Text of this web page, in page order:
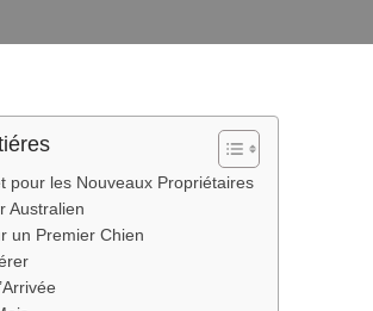
pour les Nouveaux Propriétaires
Australien
un Premier Chien